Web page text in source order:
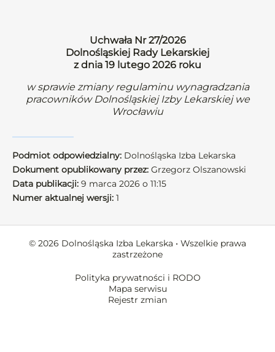
Uchwała Nr 27/2026
Dolnośląskiej Rady Lekarskiej
z dnia 19 lutego 2026 roku
w sprawie zmiany regulaminu wynagradzania
pracowników Dolnośląskiej Izby Lekarskiej we
Wrocławiu
Podmiot odpowiedzialny: Dolnośląska Izba Lekarska
Dokument opublikowany przez: Grzegorz Olszanowski
Data publikacji: 9 marca 2026 o 11:15
Numer aktualnej wersji: 1
© 2026 Dolnośląska Izba Lekarska • Wszelkie prawa
zastrzeżone
Polityka prywatności i RODO
Mapa serwisu
Rejestr zmian